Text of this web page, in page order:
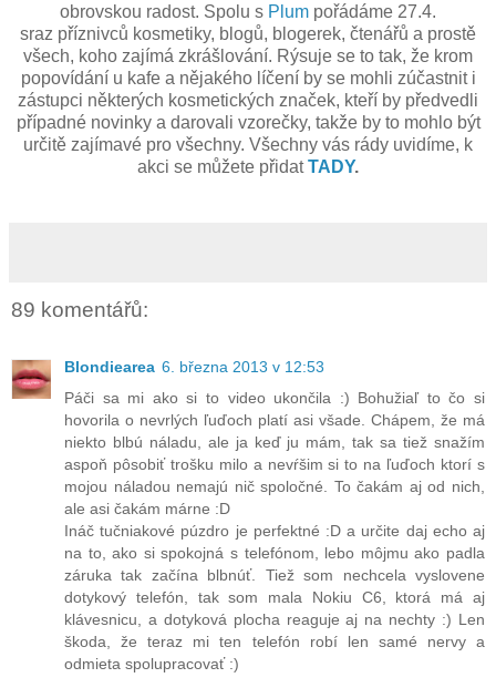
obrovskou radost. Spolu s Plum pořádáme 27.4.
sraz příznivců kosmetiky, blogů, blogerek, čtenářů a prostě
všech, koho zajímá zkrášlování. Rýsuje se to tak, že krom
popovídání u kafe a nějakého líčení by se mohli zúčastnit i
zástupci některých kosmetických značek, kteří by předvedli
případné novinky a darovali vzorečky, takže by to mohlo být
určitě zajímavé pro všechny. Všechny vás rády uvidíme, k
akci se můžete přidatTADY.
89 komentářů:
Blondiearea 6. března 2013 v 12:53
Páči sa mi ako si to video ukončila :) Bohužiaľ to čo si
hovorila o nevrlých ľuďoch platí asi všade. Chápem, že má
niekto blbú náladu, ale ja keď ju mám, tak sa tiež snažím
aspoň pôsobiť trošku milo a nevŕšim si to na ľuďoch ktorí s
mojou náladou nemajú nič spoločné. To čakám aj od nich,
ale asi čakám márne :D
Ináč tučniakové púzdro je perfektné :D a určite daj echo aj
na to, ako si spokojná s telefónom, lebo môjmu ako padla
záruka tak začína blbnúť. Tiež som nechcela vyslovene
dotykový telefón, tak som mala Nokiu C6, ktorá má aj
klávesnicu, a dotyková plocha reaguje aj na nechty :) Len
škoda, že teraz mi ten telefón robí len samé nervy a
odmieta spolupracovať :)